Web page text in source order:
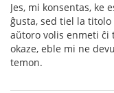
Jes, mi konsentas, ke
ĝusta, sed tiel la
aŭtoro volis enmeti ĉi
okaze, eble mi ne
temon.